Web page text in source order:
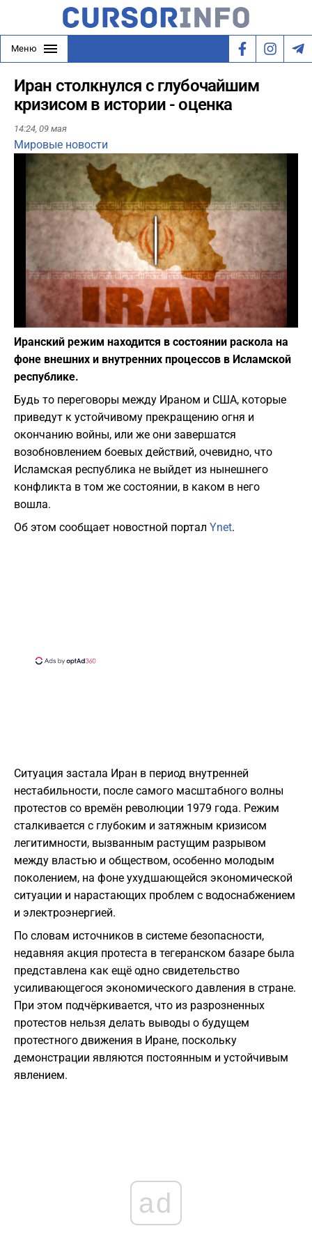
Меню
Иран столкнулся с глубочайшим
кризисом в истории - оценка
14:24, 09 мая
Мировые новости
Play
Фото: Deposit Photos
Иранский режим находится в состоянии раскола на
фоне внешних и внутренних процессов в Исламской
республике.
Будь то переговоры между Ираном и США, которые
приведут к устойчивому прекращению огня и
окончанию войны, или же они завершатся
возобновлением боевых действий, очевидно, что
Исламская республика не выйдет из нынешнего
конфликта в том же состоянии, в каком в него
вошла.
Об этом сообщает новостной портал Ynet.
Ситуация застала Иран в период внутренней
нестабильности, после самого масштабного волны
протестов со времён революции 1979 года. Режим
сталкивается с глубоким и затяжным кризисом
легитимности, вызванным растущим разрывом
между властью и обществом, особенно молодым
поколением, на фоне ухудшающейся экономической
ситуации и нарастающих проблем с водоснабжением
и электроэнергией.
По словам источников в системе безопасности,
недавняя акция протеста в тегеранском базаре была
представлена как ещё одно свидетельство
усиливающегося экономического давления в стране.
При этом подчёркивается, что из разрозненных
протестов нельзя делать выводы о будущем
протестного движения в Иране, поскольку
демонстрации являются постоянным и устойчивым
явлением.
ad